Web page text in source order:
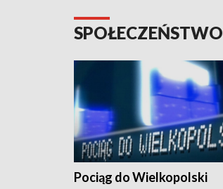
SPOŁECZEŃSTWO
Pociąg do Wielkopolski